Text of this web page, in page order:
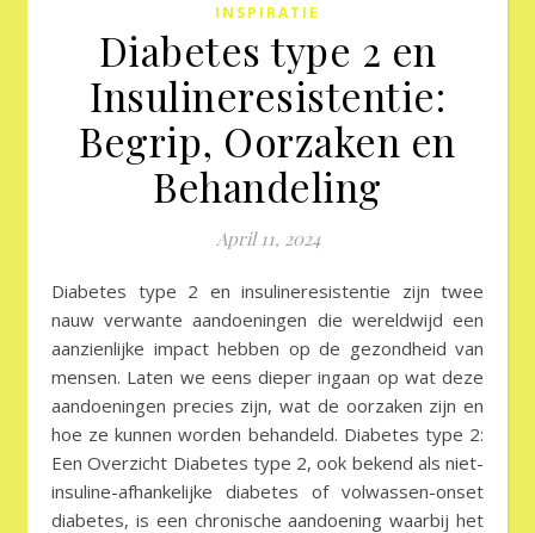
INSPIRATIE
Diabetes type 2 en
Insulineresistentie:
Begrip, Oorzaken en
Behandeling
April 11, 2024
Diabetes type 2 en insulineresistentie zijn twee
nauw verwante aandoeningen die wereldwijd een
aanzienlijke impact hebben op de gezondheid van
mensen. Laten we eens dieper ingaan op wat deze
aandoeningen precies zijn, wat de oorzaken zijn en
hoe ze kunnen worden behandeld. Diabetes type 2:
Een Overzicht Diabetes type 2, ook bekend als niet-
insuline-afhankelijke diabetes of volwassen-onset
diabetes, is een chronische aandoening waarbij het